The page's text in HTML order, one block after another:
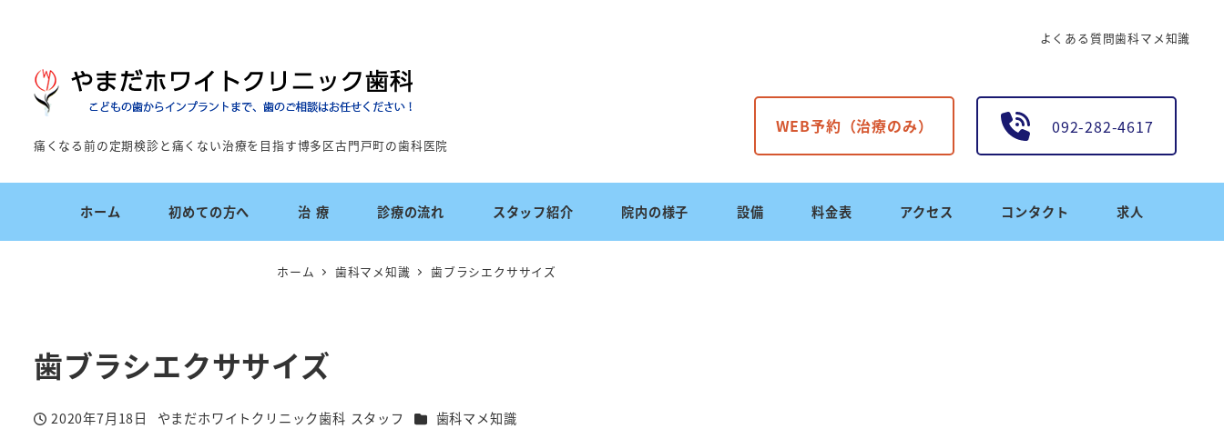
よくある質問歯科マメ知識
痛くなる前の定期検診と痛くない治療を目指す博多区古門戸町の歯科医院
WEB予約（治療のみ） 092-282-4617
ホーム 初めての方へ 治 療 診療の流れ スタッフ紹介 院内の様子 設備 料金表 アクセス コンタクト 求人
ホーム 歯科マメ知識 歯ブラシエクササイズ
歯ブラシエクササイズ
投稿日
2020年7月18日
著
やまだホワイトクリニック歯科 スタッフ カテゴリー
歯科マメ知識